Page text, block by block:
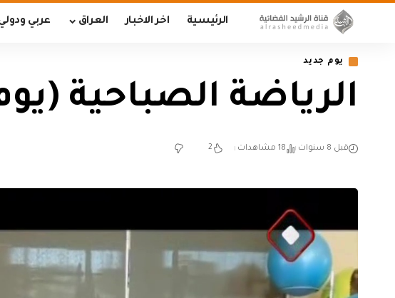
الرئيسية اخر الاخبار العراق عربي
يوم جديد
الرياضة الصباحية (يوم جديد
قبل 8 سنوات 18 مشاهدات 2